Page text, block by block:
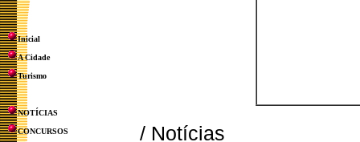
Inicial
A Cidade
Turismo
NOTÍCIAS
CONCURSOS / Notícias